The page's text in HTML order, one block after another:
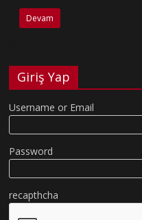
Devam
Giriş Yap
Username or Email
Password
recapthcha